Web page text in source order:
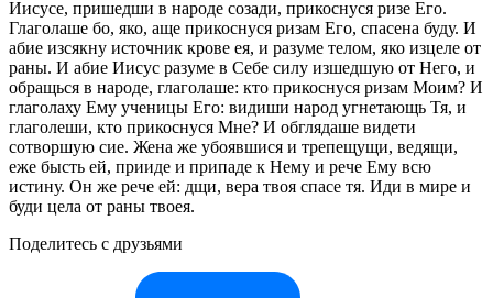
Иисусе, пришедши в народе созади, прикоснуся ризе Его.
Глаголаше бо, яко, аще прикоснуся ризам Его, спасена буду. И
абие изсякну источник крове ея, и разуме телом, яко изцеле от
раны. И абие Иисус разуме в Себе силу изшедшую от Него, и
обращься в народе, глаголаше: кто прикоснуся ризам Моим? И
глаголаху Ему ученицы Его: видиши народ угнетающь Тя, и
глаголеши, кто прикоснуся Мне? И обглядаше видети
сотворшую сие. Жена же убоявшися и трепещущи, ведящи,
еже бысть ей, прииде и припаде к Нему и рече Ему всю
истину. Он же рече ей: дщи, вера твоя спасе тя. Иди в мире и
буди цела от раны твоея.
Поделитесь с друзьями